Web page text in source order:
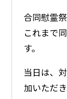
合同慰霊
これまで
す。
当日は、
加いただ